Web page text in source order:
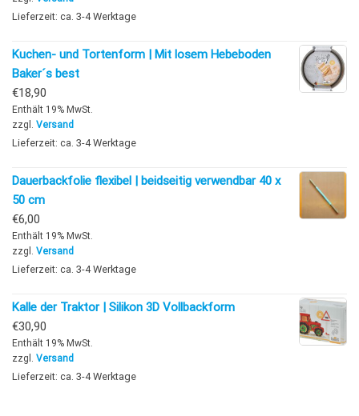
Lieferzeit: ca. 3-4 Werktage
Kuchen- und Tortenform | Mit losem Hebeboden
Baker´s best
€18,90
Enthält 19% MwSt.
zzgl. Versand
Lieferzeit: ca. 3-4 Werktage
Dauerbackfolie flexibel | beidseitig verwendbar 40 x
50 cm
€6,00
Enthält 19% MwSt.
zzgl. Versand
Lieferzeit: ca. 3-4 Werktage
Kalle der Traktor | Silikon 3D Vollbackform
€30,90
Enthält 19% MwSt.
zzgl. Versand
Lieferzeit: ca. 3-4 Werktage